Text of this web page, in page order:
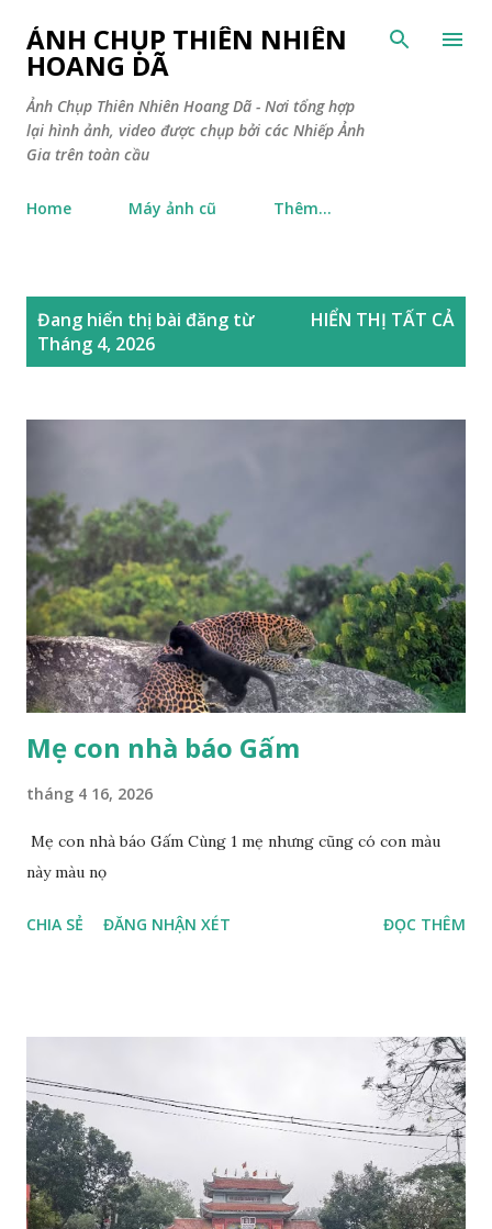
Chuyển đến nội dung chính
ẢNH CHỤP THIÊN NHIÊN
HOANG DÃ
Ảnh Chụp Thiên Nhiên Hoang Dã - Nơi tổng hợp
lại hình ảnh, video được chụp bởi các Nhiếp Ảnh
Gia trên toàn cầu
Home Máy ảnh cũ Thêm…
Đang hiển thị bài đăng từ
Tháng 4, 2026
HIỂN THỊ TẤT CẢ
Mẹ con nhà báo Gấm
tháng 4 16, 2026
Mẹ con nhà báo Gấm Cùng 1 mẹ nhưng cũng có con màu
này màu nọ
CHIA SẺ ĐĂNG NHẬN XÉT ĐỌC THÊM